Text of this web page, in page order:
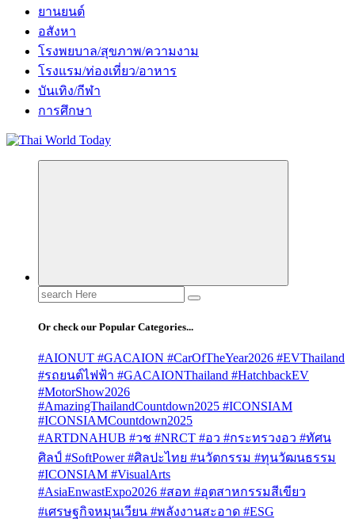
ยานยนต์
อสังหา
โรงพยบาล/สุขภาพ/ความงาม
โรงแรม/ท่องเที่ยว/อาหาร
บันเทิง/กีฬา
การศึกษา
Search
for:
Or check our Popular Categories...
#AIONUT #GACAION #CarOfTheYear2026 #EVThailand
#รถยนต์ไฟฟ้า #GACAIONThailand #HatchbackEV
#MotorShow2026
#AmazingThailandCountdown2025 #ICONSIAM
#ICONSIAMCountdown2025
#ARTDNAHUB #วช #NRCT #อว #กระทรวงอว #ทัศน
ศิลป์ #SoftPower #ศิลปะไทย #นวัตกรรม #ทุนวัฒนธรรม
#ICONSIAM #VisualArts
#AsiaEnwastExpo2026 #สอท #อุตสาหกรรมสีเขียว
#เศรษฐกิจหมุนเวียน #พลังงานสะอาด #ESG